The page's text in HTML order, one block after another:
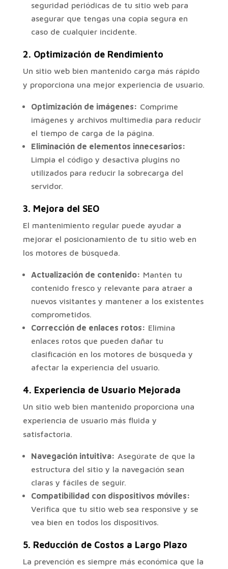
seguridad periódicas de tu sitio web para
asegurar que tengas una copia segura en
caso de cualquier incidente.
2. Optimización de Rendimiento
Un sitio web bien mantenido carga más rápido
y proporciona una mejor experiencia de usuario.
Optimización de imágenes: Comprime
imágenes y archivos multimedia para reducir
el tiempo de carga de la página.
Eliminación de elementos innecesarios:
Limpia el código y desactiva plugins no
utilizados para reducir la sobrecarga del
servidor.
3. Mejora del SEO
El mantenimiento regular puede ayudar a
mejorar el posicionamiento de tu sitio web en
los motores de búsqueda.
Actualización de contenido: Mantén tu
contenido fresco y relevante para atraer a
nuevos visitantes y mantener a los existentes
comprometidos.
Corrección de enlaces rotos: Elimina
enlaces rotos que pueden dañar tu
clasificación en los motores de búsqueda y
afectar la experiencia del usuario.
4. Experiencia de Usuario Mejorada
Un sitio web bien mantenido proporciona una
experiencia de usuario más fluida y
satisfactoria.
Navegación intuitiva: Asegúrate de que la
estructura del sitio y la navegación sean
claras y fáciles de seguir.
Compatibilidad con dispositivos móviles:
Verifica que tu sitio web sea responsive y se
vea bien en todos los dispositivos.
5. Reducción de Costos a Largo Plazo
La prevención es siempre más económica que la